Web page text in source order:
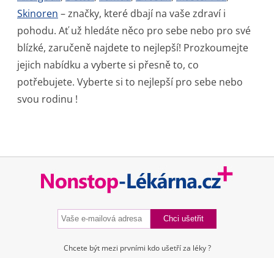
Skinoren – značky, které dbají na vaše zdraví i
pohodu. Ať už hledáte něco pro sebe nebo pro své
blízké, zaručeně najdete to nejlepší! Prozkoumejte
jejich nabídku a vyberte si přesně to, co
potřebujete. Vyberte si to nejlepší pro sebe nebo
svou rodinu !
Chcete být mezi prvními kdo ušetří za léky ?